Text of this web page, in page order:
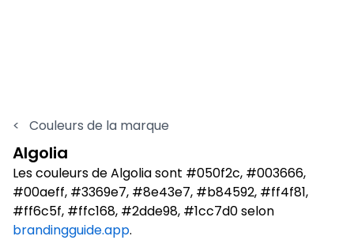
< Couleurs de la marque
Algolia
Les couleurs de Algolia sont #050f2c, #003666,
#00aeff, #3369e7, #8e43e7, #b84592, #ff4f81,
#ff6c5f, #ffc168, #2dde98, #1cc7d0 selon
brandingguide.app.